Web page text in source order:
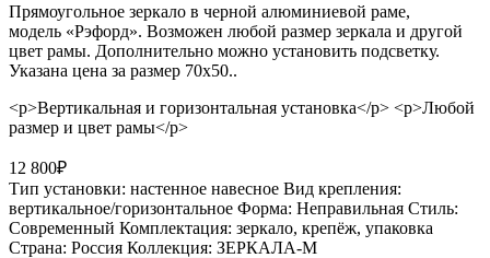
Прямоугольное зеркало в черной алюминиевой раме,
модель «Рэфорд». Возможен любой размер зеркала и другой
цвет рамы. Дополнительно можно установить подсветку.
Указана цена за размер 70х50..
<p>Вертикальная и горизонтальная установка</p> <p>Любой
размер и цвет рамы</p>
12 800₽
Тип установки: настенное навесное Вид крепления:
вертикальное/горизонтальное Форма: Неправильная Стиль:
Cовременный Комплектация: зеркало, крепёж, упаковка
Страна: Россия Коллекция: ЗЕРКАЛА-М